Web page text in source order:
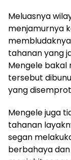
Meluasnya
menjamurnya
tahanan yang
Mengele
tersebut
yang
Mengele juga
tahanan
segan
berbahaya